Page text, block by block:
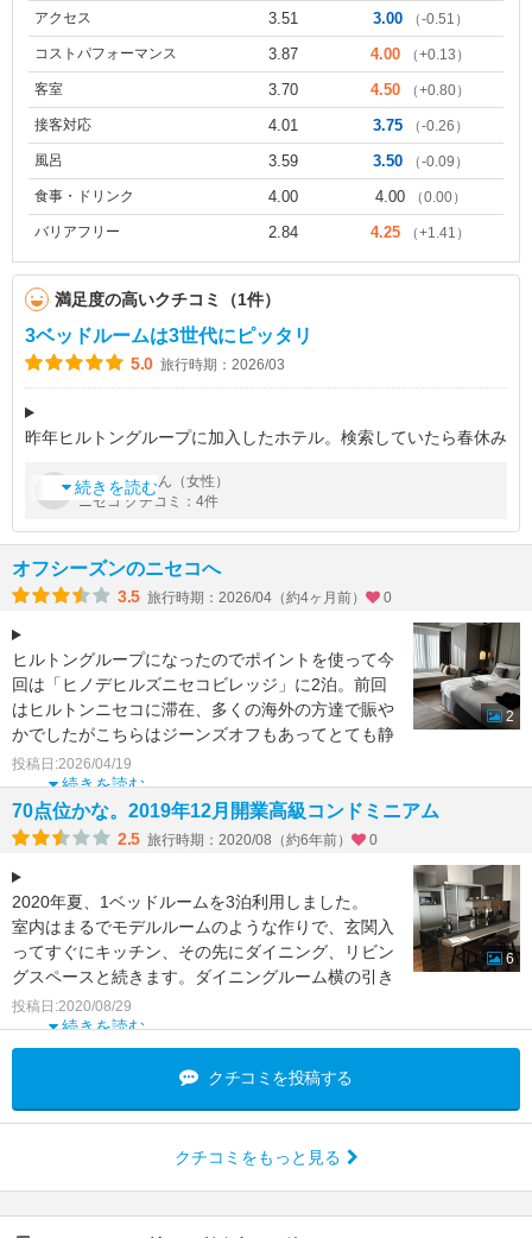
アクセス 3.51 3.00 （-0.51）
コストパフォーマンス 3.87 4.00 （+0.13）
客室 3.70 4.50 （+0.80）
接客対応 4.01 3.75 （-0.26）
風呂 3.59 3.50 （-0.09）
食事・ドリンク 4.00 4.00 （0.00）
バリアフリー 2.84 4.25 （+1.41）
満足度の高いクチコミ（1件）
3ベッドルームは3世代にピッタリ
5.0 旅行時期：2026/03
昨年ヒルトングループに加入したホテル。検索していたら春休み
外観はアッサリ、でも部屋は広く設備も整っていて豪華。
この時期のニセコのレスト
続きを読む
by一葉茶 さん（女性）
ニセコ クチコミ：4件
オフシーズンのニセコへ
3.5 旅行時期：2026/04（約4ヶ月前） 0
ヒルトングループになったのでポイントを使って今
回は「ヒノデヒルズニセコビレッジ」に2泊。前回
はヒルトンニセコに滞在、多くの海外の方達で賑や
かでしたがこちらはジーンズオフもあってとても静
か。スタッフはほ
続きを読む
投稿日:2026/04/19
2
70点位かな。2019年12月開業高級コンドミニアム
2.5 旅行時期：2020/08（約6年前） 0
2020年夏、1ベッドルームを3泊利用しました。
室内はまるでモデルルームのような作りで、玄関入
ってすぐにキッチン、その先にダイニング、リビン
グスペースと続きます。ダイニングルーム横の引き
戸を開ける
続きを読む
投稿日:2020/08/29
6
クチコミを投稿する
クチコミをもっと見る